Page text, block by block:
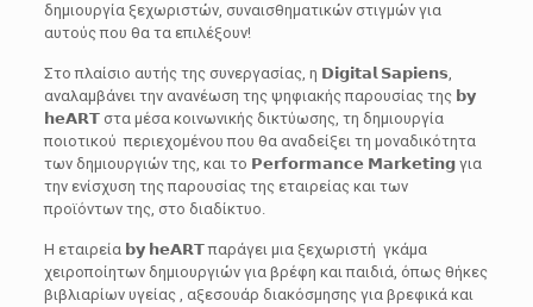
δημιουργία ξεχωριστών, συναισθηματικών στιγμών για
αυτούς που θα τα επιλέξουν!
Στο πλαίσιο αυτής της συνεργασίας, η 𝗗𝗶𝗴𝗶𝘁𝗮𝗹 𝗦𝗮𝗽𝗶𝗲𝗻𝘀,
αναλαμβάνει την ανανέωση της ψηφιακής παρουσίας της 𝗯𝘆
𝗵𝗲𝗔𝗥𝗧 στα μέσα κοινωνικής δικτύωσης, τη δημιουργία
ποιοτικού περιεχομένου που θα αναδείξει τη μοναδικότητα
των δημιουργιών της, και το 𝗣𝗲𝗿𝗳𝗼𝗿𝗺𝗮𝗻𝗰𝗲 𝗠𝗮𝗿𝗸𝗲𝘁𝗶𝗻𝗴 για
την ενίσχυση της παρουσίας της εταιρείας και των
προϊόντων της, στο διαδίκτυο.
Η εταιρεία 𝗯𝘆 𝗵𝗲𝗔𝗥𝗧 παράγει μια ξεχωριστή γκάμα
χειροποίητων δημιουργιών για βρέφη και παιδιά, όπως θήκες
βιβλιαρίων υγείας , αξεσουάρ διακόσμησης για βρεφικά και